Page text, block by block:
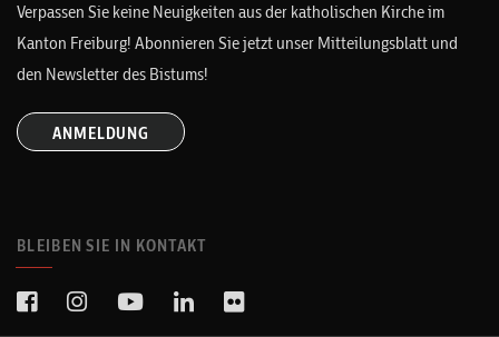
Verpassen Sie keine Neuigkeiten aus der katholischen Kirche im
Kanton Freiburg! Abonnieren Sie jetzt unser Mitteilungsblatt und
den Newsletter des Bistums!
ANMELDUNG
BLEIBEN SIE IN KONTAKT